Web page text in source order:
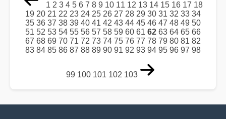
1 2 3 4 5 6 7 8 9 10 11 12 13 14 15 16 17 18
19 20 21 22 23 24 25 26 27 28 29 30 31 32 33 34
35 36 37 38 39 40 41 42 43 44 45 46 47 48 49 50
51 52 53 54 55 56 57 58 59 60 61 62 63 64 65 66
67 68 69 70 71 72 73 74 75 76 77 78 79 80 81 82
83 84 85 86 87 88 89 90 91 92 93 94 95 96 97 98
99 100 101 102 103